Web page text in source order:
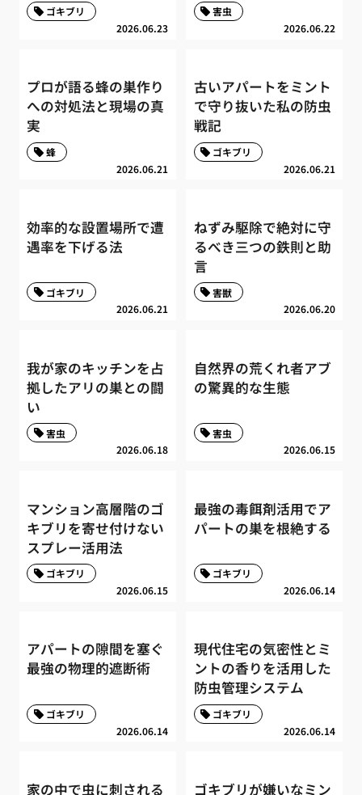
2026.06.23
ゴキブリ
2026.06.22
害虫
プロが語る蜂の巣作り
への対処法と現場の真
実
2026.06.21
蜂
古いアパートをミント
で守り抜いた私の防虫
戦記
2026.06.21
ゴキブリ
効率的な設置場所で遭
遇率を下げる法
2026.06.21
ゴキブリ
ねずみ駆除で絶対に守
るべき三つの鉄則と助
言
2026.06.20
害獣
我が家のキッチンを占
拠したアリの巣との闘
い
2026.06.18
害虫
自然界の荒くれ者アブ
の驚異的な生態
2026.06.15
害虫
マンション高層階のゴ
キブリを寄せ付けない
スプレー活用法
2026.06.15
ゴキブリ
最強の毒餌剤活用でア
パートの巣を根絶する
2026.06.14
ゴキブリ
アパートの隙間を塞ぐ
最強の物理的遮断術
2026.06.14
ゴキブリ
現代住宅の気密性とミ
ントの香りを活用した
防虫管理システム
2026.06.14
ゴキブリ
家の中で虫に刺される ゴキブリが嫌いなミン